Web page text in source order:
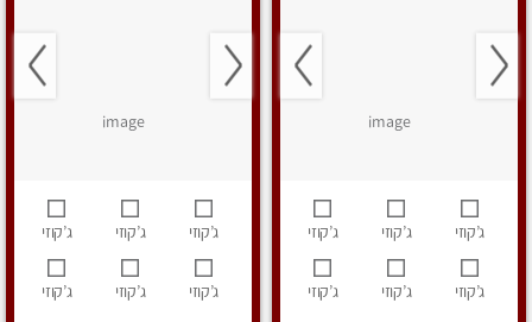
ג’קוזי ג’קוזי ג’קוזי
ג’קוזי ג’קוזי ג’קוזי
ג’קוזי ג’קוזי ג’קוזי
ג’קוזי ג’קוזי ג’קוזי